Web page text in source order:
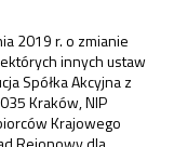
2019 r. o zmianie
innych ustaw
Spółka Akcyjna z
Kraków, NIP
Krajowego